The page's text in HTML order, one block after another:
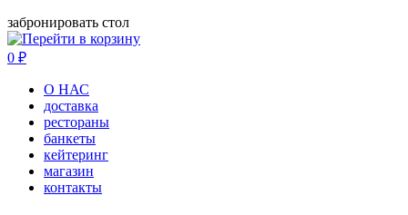
забронировать стол
0 ₽
О НАС
доставка
рестораны
банкеты
кейтеринг
магазин
контакты